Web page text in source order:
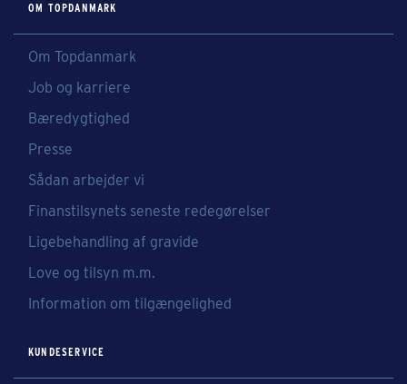
OM TOPDANMARK
Om Topdanmark
Job og karriere
Bæredygtighed
Presse
Sådan arbejder vi
Finanstilsynets seneste redegørelser
Ligebehandling af gravide
Love og tilsyn m.m.
Information om tilgængelighed
KUNDESERVICE